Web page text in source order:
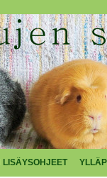
LISÄYSOHJEET